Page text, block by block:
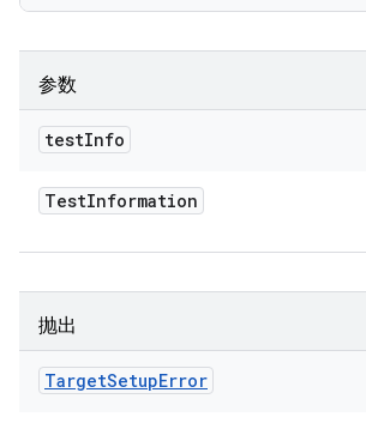
参数
testInfo
TestInformation
抛出
TargetSetupError